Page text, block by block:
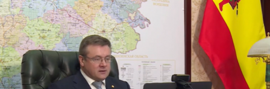
Перейти к основному содержанию